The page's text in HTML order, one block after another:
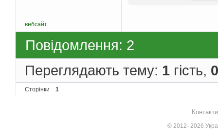
вебсайт
Повідомлення: 2
Переглядають тему: 1 гість, 0
Сторінки 1
© 2012–2026